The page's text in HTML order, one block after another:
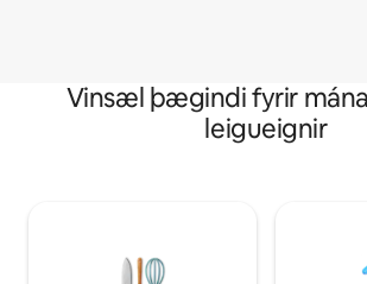
Vinsæl þægindi fyrir
leigueignir